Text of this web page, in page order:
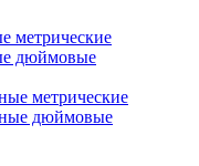
метрические
дюймовые
метрические
дюймовые